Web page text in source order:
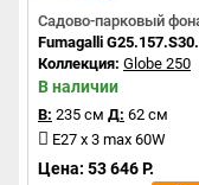
Садово-парковый
Fumagalli
Коллекция: Globe 250
В наличии
В: 235 см Д: 62 см
E27 x 3 max 60W
Цена: 53 646 Р.